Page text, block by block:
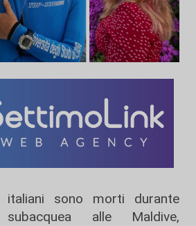
italiani sono morti durante
subacquea alle Maldive,